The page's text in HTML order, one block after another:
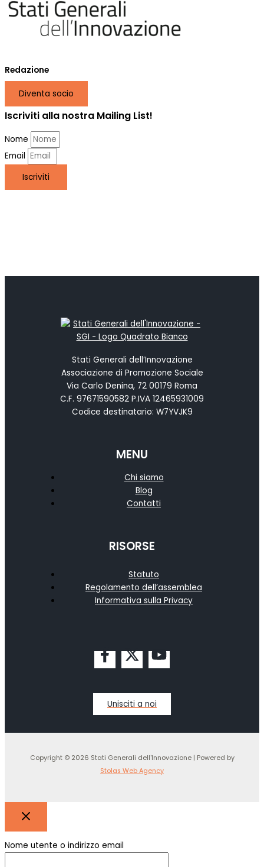
Redazione
Diventa socio
Iscriviti alla nostra Mailing List!
Nome
Email
Iscriviti
Stati Generali dell’Innovazione
Associazione di Promozione Sociale
Via Carlo Denina, 72 00179 Roma
C.F. 97671590582 P.IVA 12465931009
Codice destinatario: W7YVJK9
MENU
Chi siamo
Blog
Contatti
RISORSE
Statuto
Regolamento dell’assemblea
Informativa sulla Privacy
Unisciti a noi
Copyright © 2026 Stati Generali dell'Innovazione | Powered by
Stolas Web Agency
Nome utente o indirizzo email